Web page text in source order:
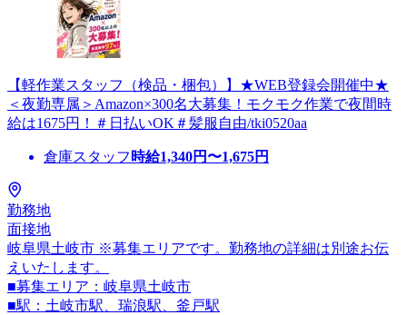
【軽作業スタッフ（検品・梱包）】★WEB登録会開催中★
＜夜勤専属＞Amazon×300名大募集！モクモク作業で夜間時
給は1675円！＃日払いOK＃髪服自由/tki0520aa
倉庫スタッフ 時給1,340円〜1,675円
勤務地
面接地
岐阜県土岐市 ※募集エリアです。勤務地の詳細は別途お伝
えいたします。
■募集エリア：岐阜県土岐市
■駅：土岐市駅、瑞浪駅、釜戸駅